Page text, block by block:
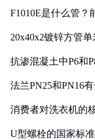
F1010E是什么管？
20x40x2镀锌方管
抗渗混凝土中P6和
法兰PN25和PN16
消费者对洗衣机的
U型螺栓的国家标准